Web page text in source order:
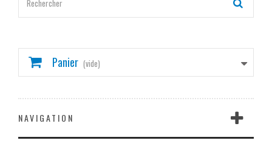
Panier (vide)
NAVIGATION